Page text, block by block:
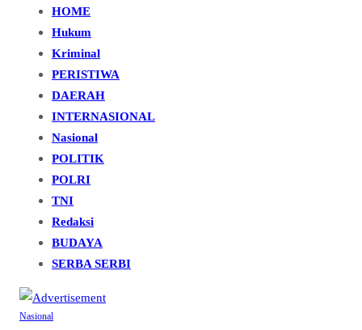
HOME
Hukum
Kriminal
PERISTIWA
DAERAH
INTERNASIONAL
Nasional
POLITIK
POLRI
TNI
Redaksi
BUDAYA
SERBA SERBI
Nasional